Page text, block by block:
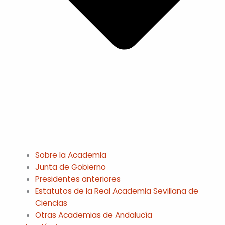
Sobre la Academia
Junta de Gobierno
Presidentes anteriores
Estatutos de la Real Academia Sevillana de
Ciencias
Otras Academias de Andalucía